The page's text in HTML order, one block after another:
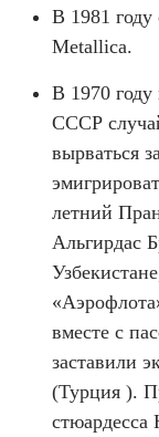
В 1981 году
Metallica.
В 1970
СССР
вырваться
летний
Альгирдас
вместе с
заставили
(Турция ).
стюардесса